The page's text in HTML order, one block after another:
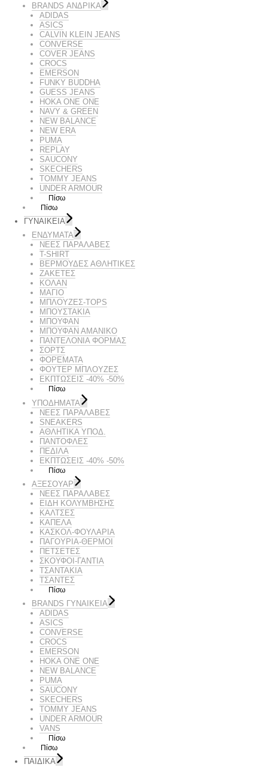
BRANDS ΑΝΔΡΙΚΆ
ADIDAS
ASICS
CALVIN KLEIN JEANS
CONVERSE
COVER JEANS
CROCS
EMERSON
FUNKY BUDDHA
GUESS JEANS
HOKA ONE ONE
NAVY & GREEN
NEW BALANCE
NEW ERA
PUMA
REPLAY
SAUCONY
SKECHERS
TOMMY JEANS
UNDER ARMOUR
Πίσω
Πίσω
ΓΥΝΑΙΚΕΙΑ
ΕΝΔΥΜΑΤΑ
ΝΕΕΣ ΠΑΡΑΛΑΒΕΣ
T-SHIRT
ΒΕΡΜΟΥΔΕΣ ΑΘΛΗΤΙΚΕΣ
ΖΑΚΕΤΕΣ
ΚΟΛΑΝ
ΜΑΓΙΟ
ΜΠΛΟΥΖΕΣ-TOPS
ΜΠΟΥΣΤΑΚΙΑ
ΜΠΟΥΦΑΝ
ΜΠΟΥΦΑΝ ΑΜΑΝΙΚΟ
ΠΑΝΤΕΛΟΝΙΑ ΦΟΡΜΑΣ
ΣΟΡΤΣ
ΦΟΡΕΜΑΤΑ
ΦΟΥΤΕΡ ΜΠΛΟΥΖΕΣ
ΕΚΠΤΏΣΕΙΣ -40% -50%
Πίσω
ΥΠΟΔΗΜΑΤΑ
ΝΕΕΣ ΠΑΡΑΛΑΒΕΣ
SNEAKERS
ΑΘΛΗΤΙΚΑ ΥΠΟΔ.
ΠΑΝΤΟΦΛΕΣ
ΠΕΔΙΛΑ
ΕΚΠΤΏΣΕΙΣ -40% -50%
Πίσω
ΑΞΕΣΟΥΑΡ
ΝΕΕΣ ΠΑΡΑΛΑΒΕΣ
ΕΙΔΗ ΚΟΛΥΜΒΗΣΗΣ
ΚΑΛΤΣΕΣ
ΚΑΠΕΛΑ
ΚΑΣΚΟΛ-ΦΟΥΛΑΡΙΑ
ΠΑΓΟΥΡΙΑ-ΘΕΡΜΟΙ
ΠΕΤΣΈΤΕΣ
ΣΚΟΥΦΟΙ-ΓΑΝΤΙΑ
ΤΣΑΝΤΑΚΙΑ
ΤΣΑΝΤΕΣ
Πίσω
BRANDS ΓΥΝΑΙΚΕΊΑ
ADIDAS
ASICS
CONVERSE
CROCS
EMERSON
HOKA ONE ONE
NEW BALANCE
PUMA
SAUCONY
SKECHERS
TOMMY JEANS
UNDER ARMOUR
VANS
Πίσω
Πίσω
ΠΑΙΔΙΚΑ